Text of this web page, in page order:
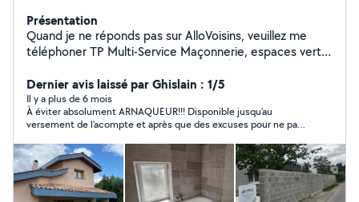
Présentation
Quand je ne réponds pas sur AlloVoisins, veuillez me
téléphoner TP Multi-Service Maçonnerie, espaces verts,
et alentours, faites confiance à une équipe sérieuse et
polyvalente pour tous vos travaux extérieurs. ️
Maçonnerie Murs, dalles, clôtures, terrasses Rénovation
et petits travaux de gros œuvre Espaces verts Tonte,
taille, débroussaillage Aménagement de jardins
Nettoyage extérieur Terrasses, façades, allées, murets
Démoussage et haute pression Terrassement
Nivellement, creusement, préparation de terrain Pose
Dernier avis laissé par Ghislain : 1/5
Il y a plus de 6 mois
À éviter absolument ARNAQUEUR!!! Disponible jusqu’au
versement de l’acompte et après que des excuses pour ne pas
entendu!!! Dépos de plainte en cours. À ÉVITER ABSOLUMENT !